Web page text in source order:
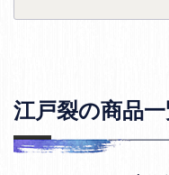
江戸裂の商品